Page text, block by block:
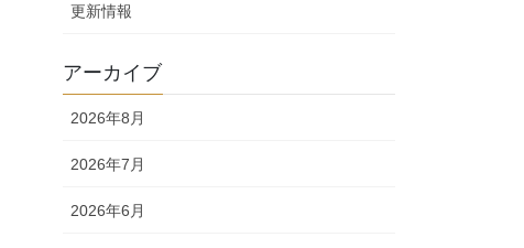
更新情報
アーカイブ
2026年8月
2026年7月
2026年6月